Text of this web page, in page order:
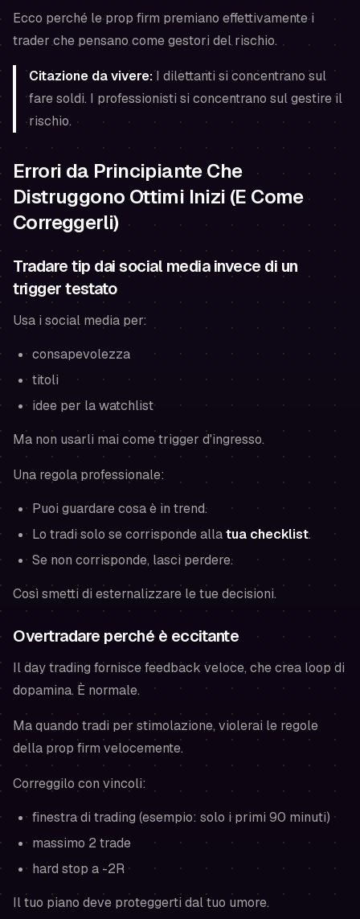
Ecco perché le prop firm premiano effettivamente i
trader che pensano come gestori del rischio.
Citazione da vivere:I dilettanti si concentrano sul
fare soldi. I professionisti si concentrano sul gestire il
rischio.
Errori da Principiante Che
Distruggono Ottimi Inizi (E Come
Correggerli)
Tradare tip dai social media invece di un
trigger testato
Usa i social media per:
consapevolezza
titoli
idee per la watchlist
Ma non usarli mai come trigger d'ingresso.
Una regola professionale:
Puoi guardare cosa è in trend.
Lo tradi solo se corrisponde allatua checklist.
Se non corrisponde, lasci perdere.
Così smetti di esternalizzare le tue decisioni.
Overtradare perché è eccitante
Il day trading fornisce feedback veloce, che crea loop di
dopamina. È normale.
Ma quando tradi per stimolazione, violerai le regole
della prop firm velocemente.
Correggilo con vincoli:
finestra di trading (esempio: solo i primi 90 minuti)
massimo 2 trade
hard stop a -2R
Il tuo piano deve proteggerti dal tuo umore.